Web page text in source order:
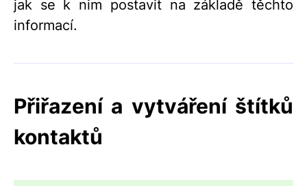
jak se k nim postavit na základě těchto
informací.
Přiřazení a vytváření štítků
kontaktů